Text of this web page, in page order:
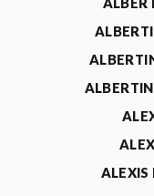
ALEXIS